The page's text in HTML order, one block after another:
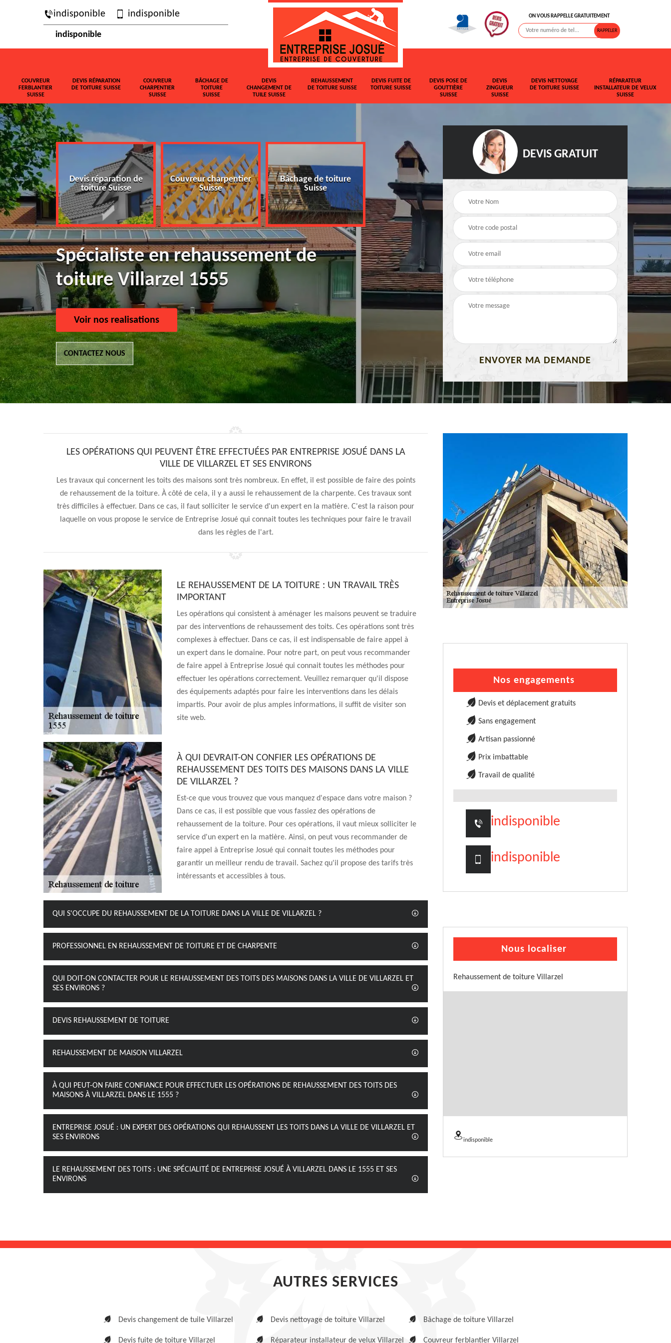
indisponible indisponible
indisponible
ON VOUS RAPPELLE GRATUITEMENT
COUVREUR
FERBLANTIER
SUISSE
DEVIS RÉPARATION
DE TOITURE SUISSE
COUVREUR
CHARPENTIER
SUISSE
BÂCHAGE DE
TOITURE
SUISSE
DEVIS
CHANGEMENT DE
TUILE SUISSE
REHAUSSEMENT
DE TOITURE SUISSE
DEVIS FUITE DE
TOITURE SUISSE
DEVIS POSE DE
GOUTTIÈRE
SUISSE
DEVIS
ZINGUEUR
SUISSE
DEVIS NETTOYAGE
DE TOITURE SUISSE
RÉPARATEUR
INSTALLATEUR DE VELUX
SUISSE
Devis réparation de
toiture Suisse
Couvreur charpentier
Suisse
Bâchage de toiture
Suisse
Devis changement de
tuile Suisse
Rehaussement de
Devis fuite de toiture
Suisse
Spécialiste en rehaussement de
toiture Villarzel 1555
Voir nos realisations
CONTACTEZ NOUS
DEVIS GRATUIT
LES OPÉRATIONS QUI PEUVENT ÊTRE EFFECTUÉES PAR ENTREPRISE JOSUÉ DANS LA
VILLE DE VILLARZEL ET SES ENVIRONS
Les travaux qui concernent les toits des maisons sont très nombreux. En effet, il est possible de faire des points
de rehaussement de la toiture. À côté de cela, il y a aussi le rehaussement de la charpente. Ces travaux sont
très difficiles à effectuer. Dans ce cas, il faut solliciter le service d'un expert en la matière. C'est la raison pour
laquelle on vous propose le service de Entreprise Josué qui connait toutes les techniques pour faire le travail
dans les règles de l'art.
LE REHAUSSEMENT DE LA TOITURE : UN TRAVAIL TRÈS
IMPORTANT
Les opérations qui consistent à aménager les maisons peuvent se traduire
par des interventions de rehaussement des toits. Ces opérations sont très
complexes à effectuer. Dans ce cas, il est indispensable de faire appel à
un expert dans le domaine. Pour notre part, on peut vous recommander
de faire appel à Entreprise Josué qui connait toutes les méthodes pour
effectuer les opérations correctement. Veuillez remarquer qu'il dispose
des équipements adaptés pour faire les interventions dans les délais
impartis. Pour avoir de plus amples informations, il suffit de visiter son
site web.
À QUI DEVRAIT-ON CONFIER LES OPÉRATIONS DE
REHAUSSEMENT DES TOITS DES MAISONS DANS LA VILLE
DE VILLARZEL ?
Est-ce que vous trouvez que vous manquez d'espace dans votre maison ?
Dans ce cas, il est possible que vous fassiez des opérations de
rehaussement de la toiture. Pour ces opérations, il vaut mieux solliciter le
service d'un expert en la matière. Ainsi, on peut vous recommander de
faire appel à Entreprise Josué qui connait toutes les méthodes pour
garantir un meilleur rendu de travail. Sachez qu'il propose des tarifs très
intéressants et accessibles à tous.
QUI S'OCCUPE DU REHAUSSEMENT DE LA TOITURE DANS LA VILLE DE VILLARZEL ?
PROFESSIONNEL EN REHAUSSEMENT DE TOITURE ET DE CHARPENTE
QUI DOIT-ON CONTACTER POUR LE REHAUSSEMENT DES TOITS DES MAISONS DANS LA VILLE DE VILLARZEL ET
SES ENVIRONS ?
DEVIS REHAUSSEMENT DE TOITURE
REHAUSSEMENT DE MAISON VILLARZEL
À QUI PEUT-ON FAIRE CONFIANCE POUR EFFECTUER LES OPÉRATIONS DE REHAUSSEMENT DES TOITS DES
MAISONS À VILLARZEL DANS LE 1555 ?
ENTREPRISE JOSUÉ : UN EXPERT DES OPÉRATIONS QUI REHAUSSENT LES TOITS DANS LA VILLE DE VILLARZEL ET
SES ENVIRONS
LE REHAUSSEMENT DES TOITS : UNE SPÉCIALITÉ DE ENTREPRISE JOSUÉ À VILLARZEL DANS LE 1555 ET SES
ENVIRONS
Nos engagements
Devis et déplacement gratuits
Sans engagement
Artisan passionné
Prix imbattable
Travail de qualité
indisponible
indisponible
Nous localiser
Rehaussement de toiture Villarzel
indisponible
AUTRES SERVICES
Devis changement de tuile Villarzel
Devis fuite de toiture Villarzel
Devis nettoyage de toiture Villarzel
Réparateur installateur de velux Villarzel
Bâchage de toiture Villarzel
Couvreur ferblantier Villarzel